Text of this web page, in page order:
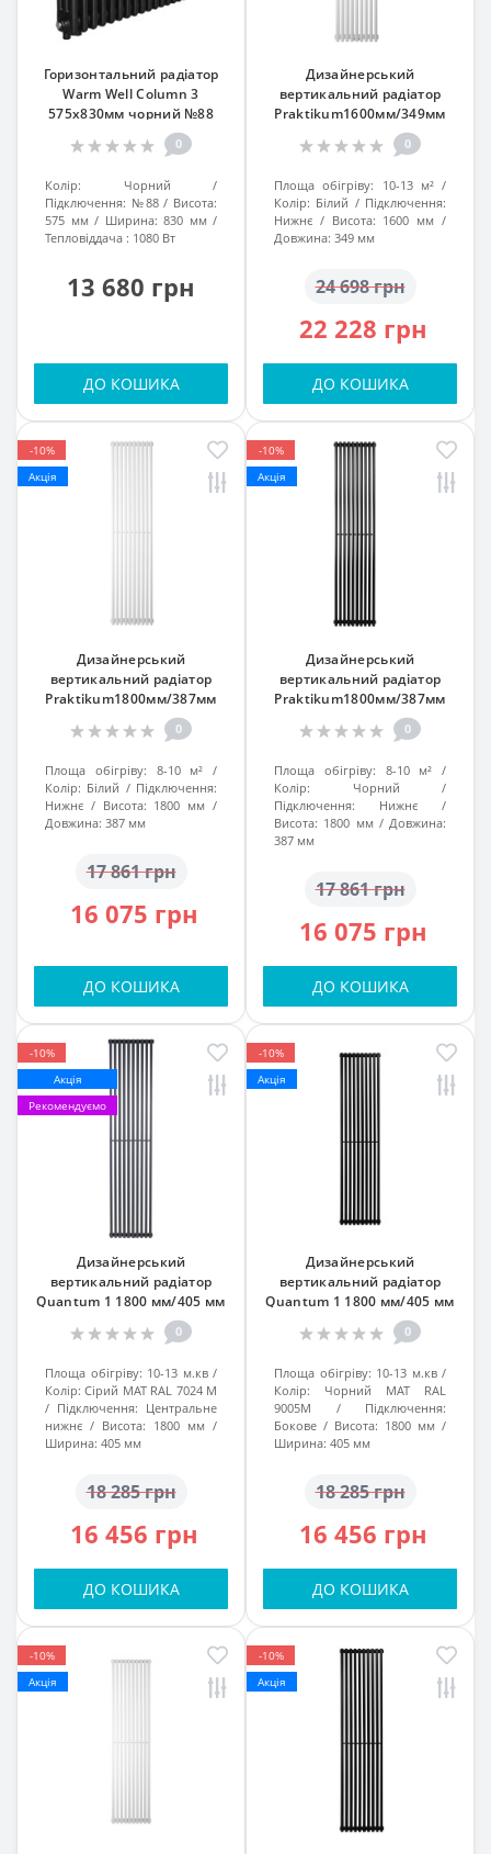
Горизонтальний радіатор
Warm Well Column 3
575х830мм чорний №88
0
Колір:
Чорний
Підключення: №88
Висота:
575 мм
Ширина: 830 мм
Тепловіддача : 1080 Вт
13 680 грн
ДО КОШИКА
Дизайнерський
вертикальний радіатор
Praktikum1600мм/349мм
білий підкл. №99
0
Площа обігріву:
10-13 м²
Колір: Білий
Підключення:
Нижнє
Висота: 1600 мм
Довжина: 349 мм
24 698 грн
22 228 грн
ДО КОШИКА
-10%
Акція
Дизайнерський
вертикальний радіатор
Praktikum1800мм/387мм
білий матовий підкл. №99
0
Площа обігріву:
8-10 м²
Колір: Білий
Підключення:
Нижнє
Висота: 1800 мм
Довжина: 387 мм
17 861 грн
16 075 грн
ДО КОШИКА
-10%
Акція
Дизайнерський
вертикальний радіатор
Praktikum1800мм/387мм
підкл. №99 чорний
0
Площа обігріву:
8-10 м²
Колір:
Чорний
Підключення:
Нижнє
Висота: 1800 мм
Довжина:
387 мм
17 861 грн
16 075 грн
ДО КОШИКА
-10%
Акція
Рекомендуємо
Дизайнерський
вертикальний радіатор
Quantum 1 1800 мм/405 мм
Сірий МАТ RAL 7024 МАТ підк.
№99
0
Площа обігріву: 10-13 м.кв
Колір: Сірий МАТ RAL 7024 M
Підключення: Центральне
нижнє
Висота: 1800 мм
Ширина: 405 мм
18 285 грн
16 456 грн
ДО КОШИКА
-10%
Акція
Дизайнерський
вертикальний радіатор
Quantum 1 1800 мм/405 мм
Чорний МАТ RAL 9005М підк.
№34
0
Площа обігріву: 10-13 м.кв
Колір:
Чорний МАТ RAL
9005M
Підключення:
Бокове
Висота: 1800 мм
Ширина: 405 мм
18 285 грн
16 456 грн
ДО КОШИКА
-10%
Акція
-10%
Акція